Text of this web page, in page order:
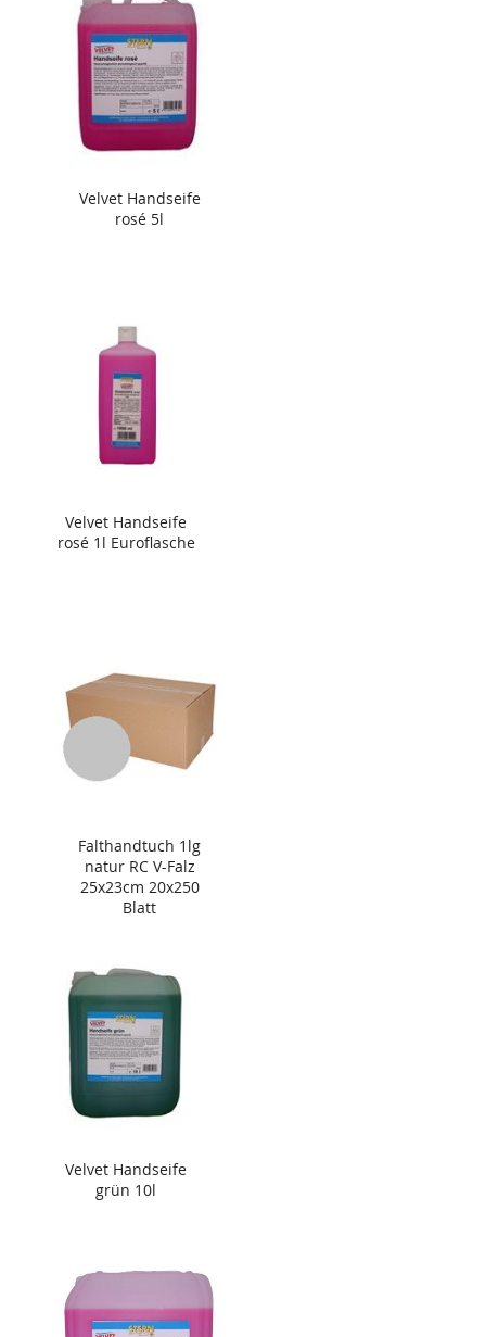
Velvet Handseife
rosé 5l
Velvet Handseife
rosé 1l Euroflasche
Falthandtuch 1lg
natur RC V-Falz
25x23cm 20x250
Blatt
Velvet Handseife
grün 10l